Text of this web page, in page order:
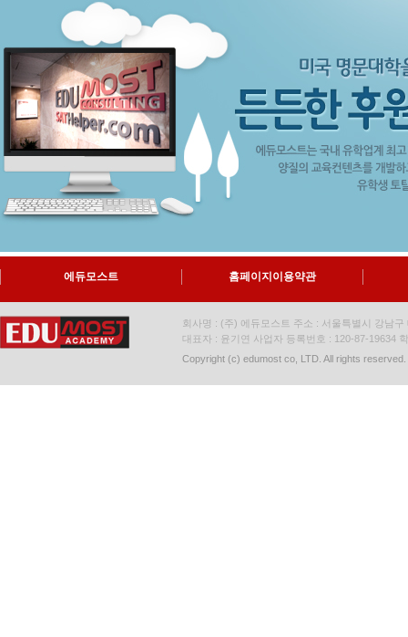
에듀모스트 홈페이지이용약관
회사명 : (주) 에듀모스트 주소 : 서울특별시 강남
대표자 : 윤기연 사업자 등록번호 : 120-87-19634
Copyright (c) edumost co, LTD. All rights reserved.